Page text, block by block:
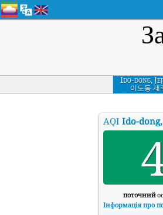
Ido-dong,
Jeju
이도동 제
AQI Ido-
поточний
Інформація про